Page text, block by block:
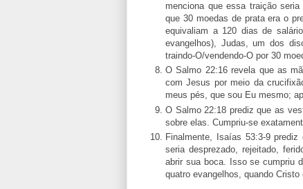
menciona que essa traição
que 30 moedas de prata era o
equivaliam a 120 dias de
evangelhos), Judas, um dos
traindo-O/vendendo-O por 30
O Salmo 22:16 revela que as
com Jesus por meio da
meus pés, que sou Eu mesmo;
O Salmo 22:18 prediz que as
sobre elas. Cumpriu-se
Finalmente, Isaías 53:3-9
seria desprezado, rejeitado,
abrir sua boca. Isso se cumpriu
quatro evangelhos, quando